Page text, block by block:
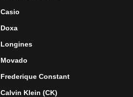
Casio
Doxa
Longines
Movado
Frederique Constant
Calvin Klein (CK)